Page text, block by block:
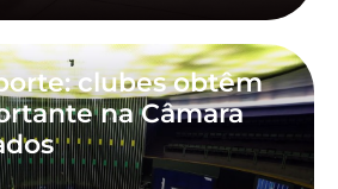
clubes obtêm
na Câmara